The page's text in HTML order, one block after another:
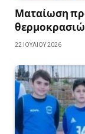
Ματαίωση
22 ΙΟΥΛΊΟΥ 2026